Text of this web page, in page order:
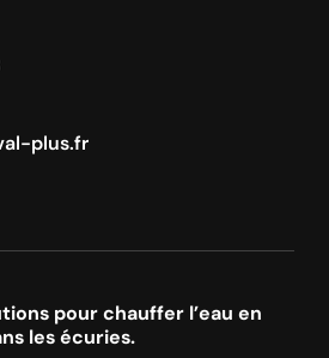
plus.fr
pour chauffer l’eau en
les écuries.